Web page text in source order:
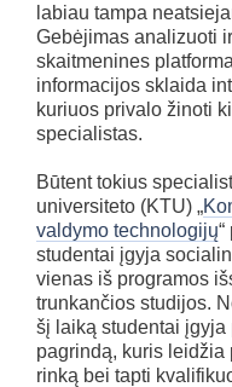
labiau tampa
Gebėjimas analizuoti
skaitmenines
informacijos sklaida
kuriuos privalo žinoti
specialistas.
Būtent tokius
universiteto (KTU) „
valdymo technologijų
studentai įgyja
vienas iš programos
trunkančios studijos.
šį laiką studentai
pagrindą, kuris
rinką bei tapti